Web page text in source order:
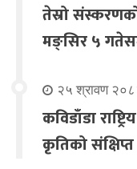
तेस्रो
मङ्सिर ५
२५ श्रावण
कविडाँडा
कृतिको